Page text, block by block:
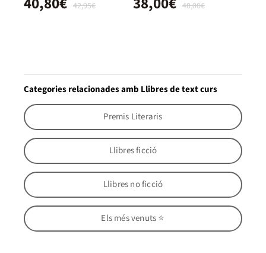
42,95€ 40,00€
Categories relacionades amb Llibres de text curs
Premis Literaris
Llibres ficció
Llibres no ficció
Els més venuts ⭐